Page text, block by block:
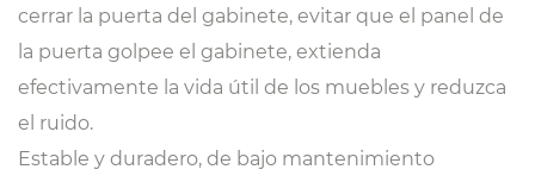
cerrar la puerta del gabinete, evitar que el panel de
la puerta golpee el gabinete, extienda
efectivamente la vida útil de los muebles y reduzca
el ruido.
Estable y duradero, de bajo mantenimiento